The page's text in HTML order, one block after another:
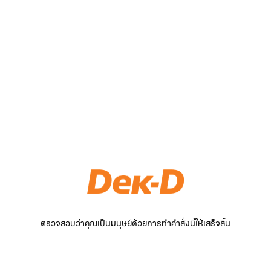
ตรวจสอบว่าคุณเป็นมนุษย์ด้วยการทำคำสั่งนี้ให้เสร็จสิ้น